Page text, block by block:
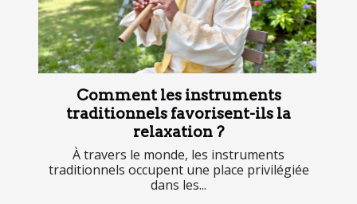
Comment les instruments
traditionnels favorisent-ils la
relaxation ?
À travers le monde, les instruments
traditionnels occupent une place privilégiée
dans les...